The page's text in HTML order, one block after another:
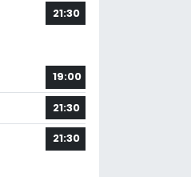
21:30
19:00
21:30
21:30